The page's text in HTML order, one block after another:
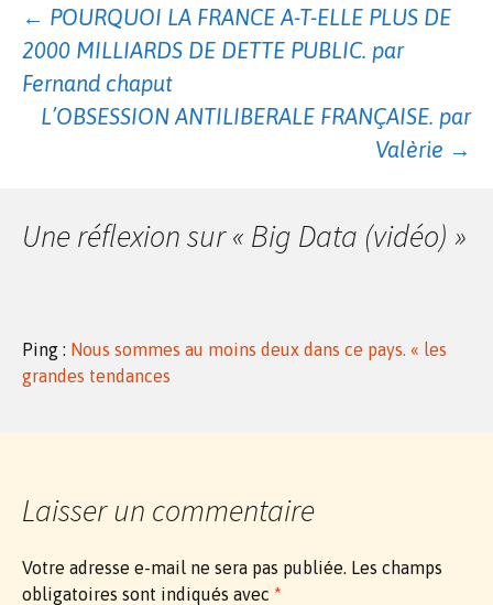
Navigation
des
← POURQUOI LA FRANCE A-T-ELLE PLUS DE
2000 MILLIARDS DE DETTE PUBLIC. par
Fernand chaput
L’OBSESSION ANTILIBERALE FRANÇAISE. par
Valèrie →
Une réflexion sur « Big Data (vidéo) »
Ping : Nous sommes au moins deux dans ce pays. « les
grandes tendances
Laisser un commentaire
Votre adresse e-mail ne sera pas publiée. Les champs
obligatoires sont indiqués avec *